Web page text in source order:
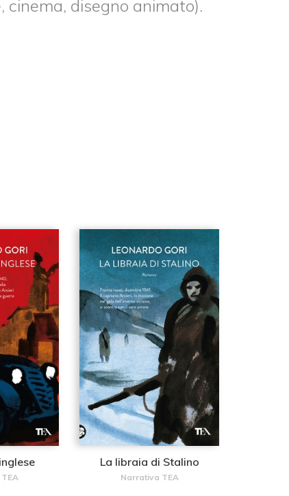
disegno animato).
La libraia di Stalino
Narrativa TEA